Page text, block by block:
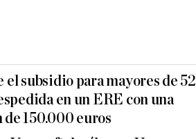
el subsidio para mayores de 52
en un ERE con una
150.000 euros